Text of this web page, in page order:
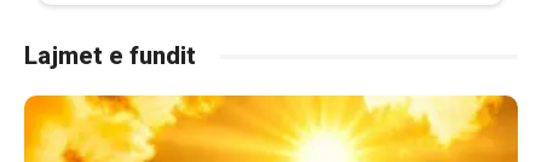
Lajmet e fundit